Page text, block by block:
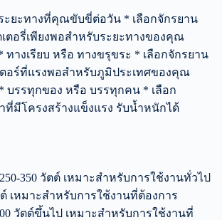
ะยะทางที่คุณขับขี่ต่อวัน * เลือกจักรยาน
ตอรี่เพียงพอสำหรับระยะทางของคุณ
ทางเรียบ หรือ ทางขรุขระ * เลือกจักรยาน
อร์ที่แรงพอสำหรับภูมิประเทศของคุณ
* บรรทุกของ หรือ บรรทุกคน * เลือก
ที่มีโครงสร้างแข็งแรง รับน้ำหนักได้
350 วัตต์ เหมาะสำหรับการใช้งานทั่วไป
ต์ เหมาะสำหรับการใช้งานที่ต้องการ
วัตต์ขึ้นไป เหมาะสำหรับการใช้งานที่